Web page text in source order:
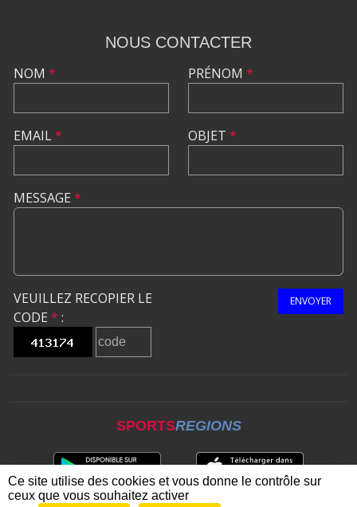
NOUS CONTACTER
NOM *
EMAIL*
PRÉNOM *
OBJET *
MESSAGE *
VEUILLEZ RECOPIER LE
CODE * :
ENVOYER
SPORTSREGIONS
Ce site utilise des cookies et vous donne le contrôle sur
ceux que vous souhaitez activer